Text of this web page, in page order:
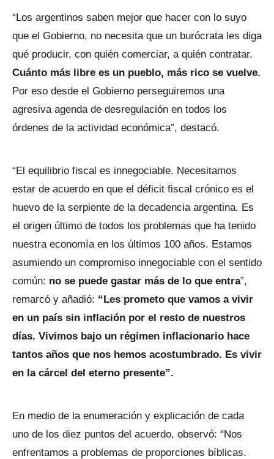
“Los argentinos saben mejor que hacer con lo suyo
que el Gobierno, no necesita que un burócrata les diga
qué producir, con quién comerciar, a quién contratar.
Cuánto más libre es un pueblo, más rico se vuelve.
Por eso desde el Gobierno perseguiremos una
agresiva agenda de desregulación en todos los
órdenes de la actividad económica”, destacó.
“El equilibrio fiscal es innegociable. Necesitamos
estar de acuerdo en que el déficit fiscal crónico es el
huevo de la serpiente de la decadencia argentina. Es
el origen último de todos los problemas que ha tenido
nuestra economía en los últimos 100 años. Estamos
asumiendo un compromiso innegociable con el sentido
común: no se puede gastar más de lo que entra”,
remarcó y añadió: “Les prometo que vamos a vivir
en un país sin inflación por el resto de nuestros
días. Vivimos bajo un régimen inflacionario hace
tantos años que nos hemos acostumbrado. Es vivir
en la cárcel del eterno presente”.
En medio de la enumeración y explicación de cada
uno de los diez puntos del acuerdo, observó: “Nos
enfrentamos a problemas de proporciones bíblicas.